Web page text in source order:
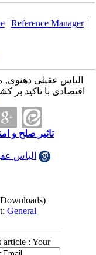
| Reference Manager|
الیاس عقیلی دهنوی,
اقتصادی با تاکید بر
تاثیر صلح و
الیاس
General
article : Your